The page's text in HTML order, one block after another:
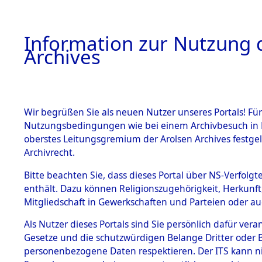
BESTÄNDE
1.
mente
5. Verschiedenes
5.3
→0298
Information zur Nutzung
Archives
Wir begrüßen Sie als neuen Nutzer unseres Portals!
Nutzungsbedingungen wie bei einem Archivbesuch
oberstes Leitungsgremium der Arolsen Archives
Archivrecht.
Bitte beachten Sie, dass dieses Portal über NS-
enthält. Dazu können Religionszugehörigkeit,
Mitgliedschaft in Gewerkschaften und Parteien oder
Als Nutzer dieses Portals sind Sie persönlich dafür
Gesetze und die schutzwürdigen Belange Dritter
personenbezogene Daten respektieren. Der ITS